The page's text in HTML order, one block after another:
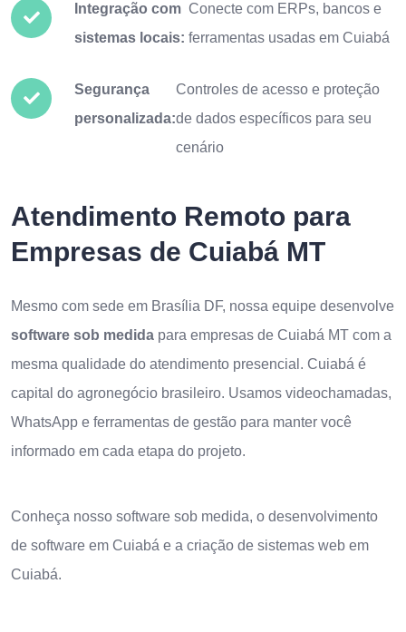
Integração com
sistemas locais:
Conecte com ERPs, bancos e
ferramentas usadas em Cuiabá
Segurança
personalizada:
Controles de acesso e proteção
de dados específicos para seu
cenário
Atendimento Remoto para
Empresas de Cuiabá MT
Mesmo com sede em Brasília DF, nossa equipe desenvolve
software sob medida para empresas de Cuiabá MT com a
mesma qualidade do atendimento presencial. Cuiabá é
capital do agronegócio brasileiro. Usamos videochamadas,
WhatsApp e ferramentas de gestão para manter você
informado em cada etapa do projeto.
Conheça nosso software sob medida, o desenvolvimento
de software em Cuiabá e a criação de sistemas web em
Cuiabá.